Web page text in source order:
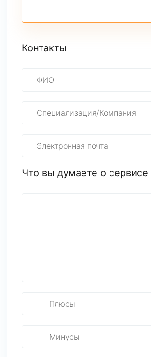
Контакты
Что вы думаете о сервисе